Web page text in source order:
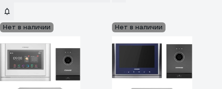
Нет в наличии Нет в наличии